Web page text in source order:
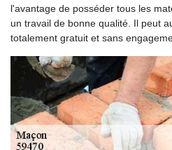
l'avantage de posséder tous les
un travail de bonne qualité. Il peut
totalement gratuit et sans